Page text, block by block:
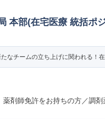
本部(在宅医療 統括ポ
なチームの立ち上げに関われる！在
剤師免許をお持ちの方／調剤